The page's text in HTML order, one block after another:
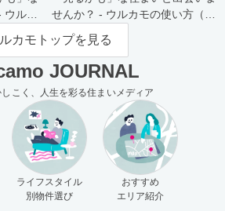
ルカ
せんか？ - ウルカモの使い方（買
主さま向け）
カモトップを見る
JOURNAL
こく、人生を彩る住まいメディア
ライフスタイル
別物件選び
おすすめ
エリア紹介